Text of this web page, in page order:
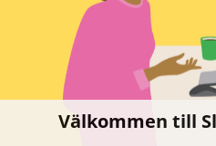
Välkommen till